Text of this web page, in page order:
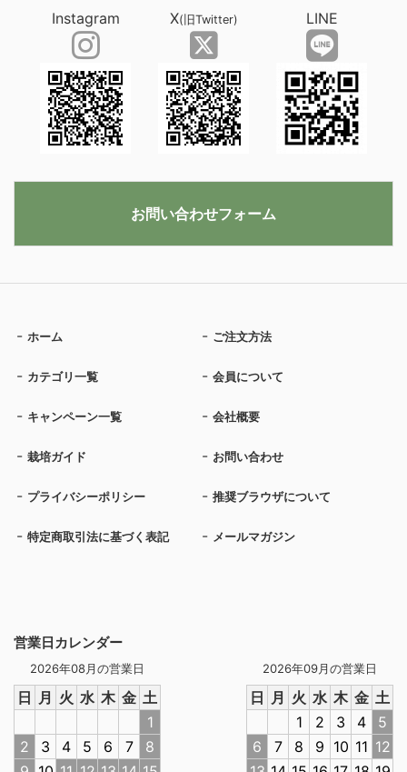
営業日カレンダー
2026年08月の営業日
日 月 火 水 木 金 土
1
2
3 4 5 6 7
8
2026年09月の営業日
日 月 火 水 木 金 土
1
2 3 4
5
6
7 8 9 10 11 12
ホーム ご注文方法
カテゴリ一覧 会員について
キャンペーン一覧 会社概要
栽培ガイド お問い合わせ
プライバシーポリシー 推奨ブラウザについて
特定商取引法に基づく表記 メールマガジン
Instagram X(旧Twitter) LINE
お問い合わせフォーム